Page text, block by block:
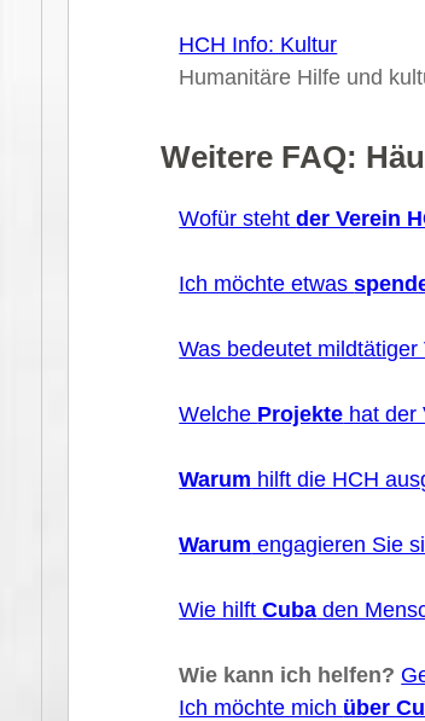
HCH Info: Kultur
Humanitäre Hilfe und
Weitere FAQ:
Wofür stehtder Verein
Ich möchte etwas
Was bedeutet mildtätiger
Welche Projekte hat der
Warum hilft die HCH
Warum engagieren Sie
Wie hilftCuba den
Wie kann ich helfen?
Ich möchte mich über